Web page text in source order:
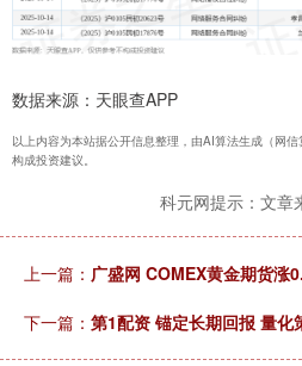
数据来源：天眼查APP
以上内容为本站据公开信息整理，由AI算法生成（网
构成投资建议。
科元网提示：文章
上一篇： 广盛网 COMEX黄金期货涨
下一篇： 第1配资 锚定长期回报 量化